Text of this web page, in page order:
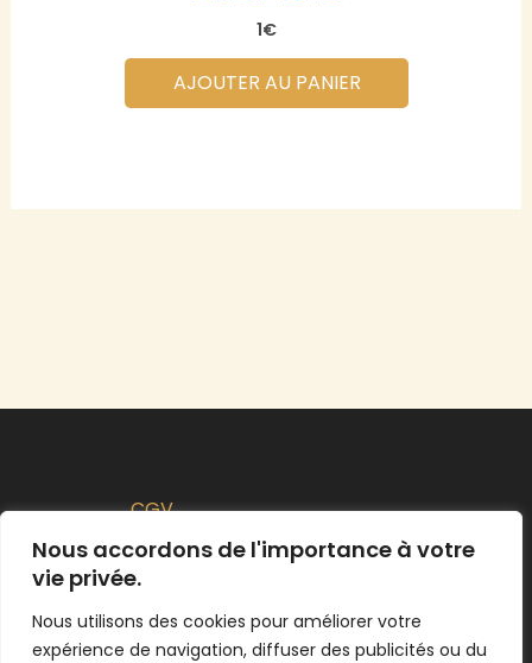
Nous accordons de l'importance à votre
vie privée.
Nous utilisons des cookies pour améliorer votre
expérience de navigation, diffuser des publicités ou du
1€
AJOUTER AU PANIER
CGV
Politique de Remboursement
Politique de confidentialité